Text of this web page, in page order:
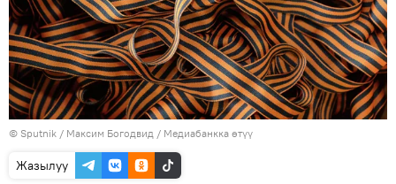
© Sputnik / Максим Богодвид / Медиабанкка өтүү
Жазылуу